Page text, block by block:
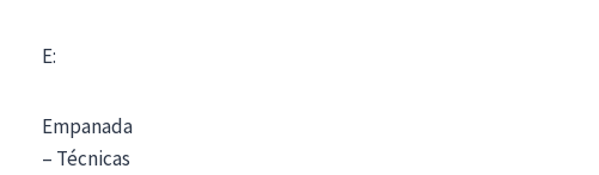
E:
Empanada
– Técnicas